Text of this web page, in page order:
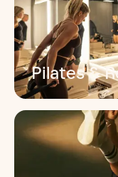
Pilates &
Stärker bål,
kontrollerade
Reformer